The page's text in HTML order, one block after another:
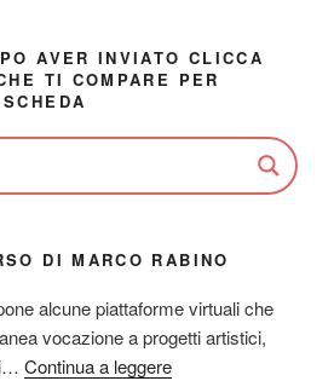
AVER INVIATO CLICCA
TI COMPARE PER
DI MARCO RABINO
alcune piattaforme virtuali che
vocazione a progetti artistici,
Continua a leggere